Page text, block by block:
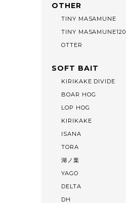
OTHER
TINY MASAMUNE
TINY MASAMUNE120
OTTER
SOFT BAIT
KIRIKAKE DIVIDE
BOAR HOG
LOP HOG
KIRIKAKE
ISANA
TORA
湖ノ葉
YAGO
DELTA
DH